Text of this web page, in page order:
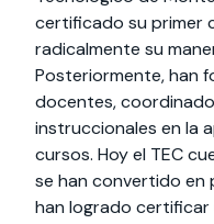
certificado su primer
radicalmente su
Posteriormente, han
docentes,
instruccionales en la
cursos. Hoy el TEC
se han convertido en
han logrado